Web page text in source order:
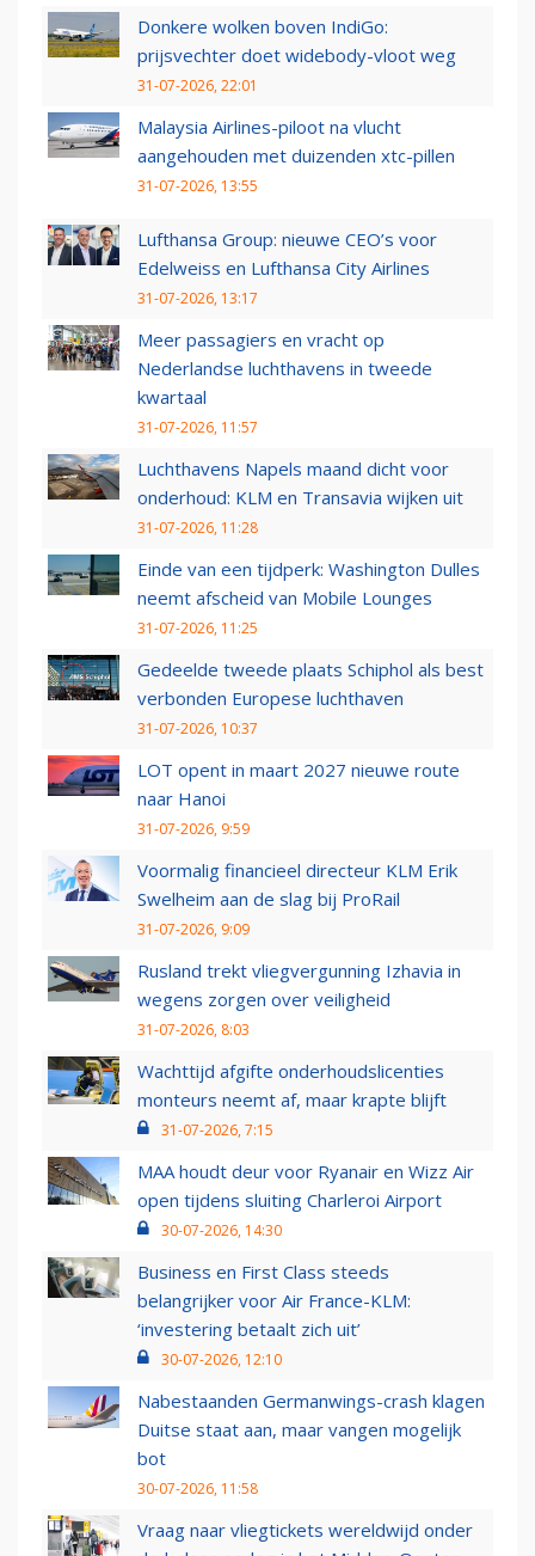
Donkere wolken boven IndiGo:
prijsvechter doet widebody-vloot weg
31-07-2026, 22:01
Malaysia Airlines-piloot na vlucht
aangehouden met duizenden xtc-pillen
31-07-2026, 13:55
Lufthansa Group: nieuwe CEO’s voor
Edelweiss en Lufthansa City Airlines
31-07-2026, 13:17
Meer passagiers en vracht op
Nederlandse luchthavens in tweede
kwartaal
31-07-2026, 11:57
Luchthavens Napels maand dicht voor
onderhoud: KLM en Transavia wijken uit
31-07-2026, 11:28
Einde van een tijdperk: Washington Dulles
neemt afscheid van Mobile Lounges
31-07-2026, 11:25
Gedeelde tweede plaats Schiphol als best
verbonden Europese luchthaven
31-07-2026, 10:37
LOT opent in maart 2027 nieuwe route
naar Hanoi
31-07-2026, 9:59
Voormalig financieel directeur KLM Erik
Swelheim aan de slag bij ProRail
31-07-2026, 9:09
Rusland trekt vliegvergunning Izhavia in
wegens zorgen over veiligheid
31-07-2026, 8:03
Wachttijd afgifte onderhoudslicenties
monteurs neemt af, maar krapte blijft
31-07-2026, 7:15
MAA houdt deur voor Ryanair en Wizz Air
open tijdens sluiting Charleroi Airport
30-07-2026, 14:30
Business en First Class steeds
belangrijker voor Air France-KLM:
‘investering betaalt zich uit’
30-07-2026, 12:10
Nabestaanden Germanwings-crash klagen
Duitse staat aan, maar vangen mogelijk
bot
30-07-2026, 11:58
Vraag naar vliegtickets wereldwijd onder